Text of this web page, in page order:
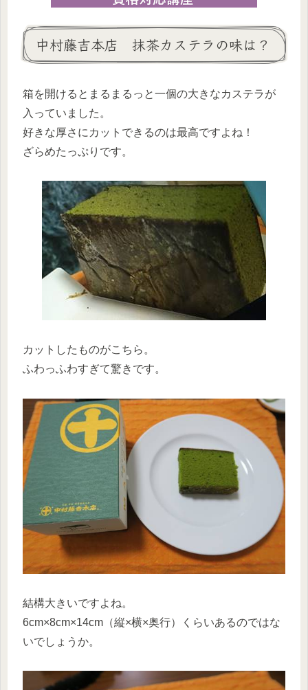
中村藤吉本店 抹茶カステラの味は？
箱を開けるとまるまるっと一個の大きなカステラが
入っていました。
好きな厚さにカットできるのは最高ですよね！
ざらめたっぷりです。
カットしたものがこちら。
ふわっふわすぎて驚きです。
結構大きいですよね。
6cm×8cm×14cm（縦×横×奥行）くらいあるのではな
いでしょうか。